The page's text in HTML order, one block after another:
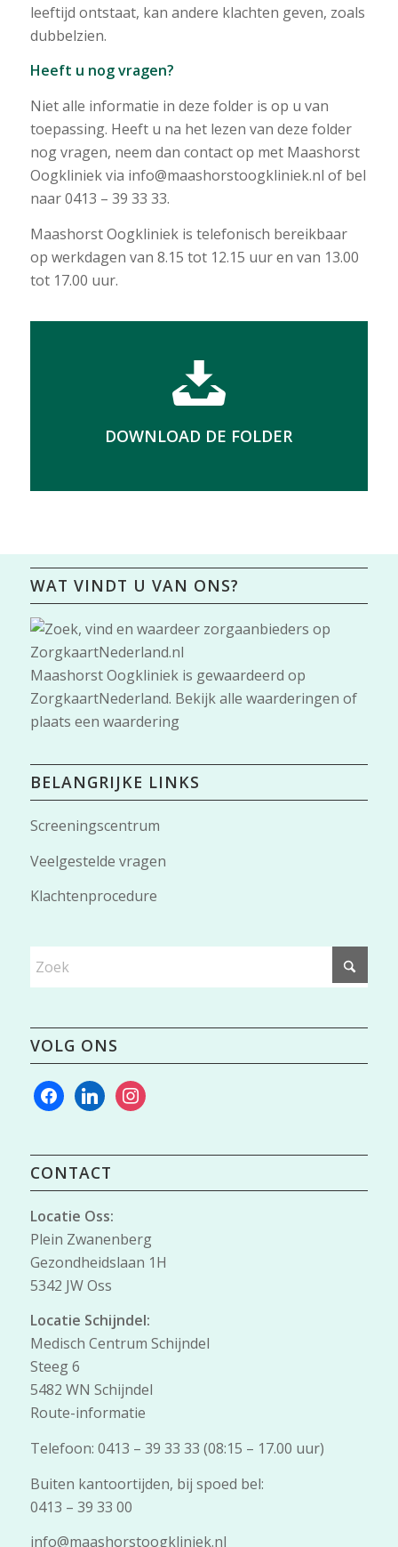
leeftijd ontstaat, kan andere klachten geven, zoals
dubbelzien.
Heeft u nog vragen?
Niet alle informatie in deze folder is op u van
toepassing. Heeft u na het lezen van deze folder
nog vragen, neem dan contact op met Maashorst
Oogkliniek via info@maashorstoogkliniek.nl of bel
naar 0413 – 39 33 33.
Maashorst Oogkliniek is telefonisch bereikbaar
op werkdagen van 8.15 tot 12.15 uur en van 13.00
tot 17.00 uur.
DOWNLOAD DE FOLDER
WAT VINDT U VAN ONS?
Maashorst Oogkliniekis gewaardeerd op
ZorgkaartNederland. Bekijk alle waarderingen of
plaats een waardering
BELANGRIJKE LINKS
Screeningscentrum
Veelgestelde vragen
Klachtenprocedure
VOLG ONS
facebooklinkedininstagram
CONTACT
Locatie Oss:
Plein Zwanenberg
Gezondheidslaan 1H
5342 JW Oss
Locatie Schijndel:
Medisch Centrum Schijndel
Steeg 6
5482 WN Schijndel
Route-informatie
Telefoon: 0413 – 39 33 33 (08:15 – 17.00 uur)
Buiten kantoortijden, bij spoed bel:
0413 – 39 33 00
info@maashorstoogkliniek.nl